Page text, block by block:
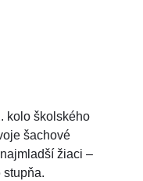
kolo školského
šachové
žiaci –
stupňa.